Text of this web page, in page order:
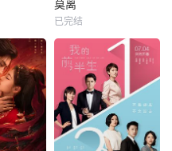
莫离
已完结